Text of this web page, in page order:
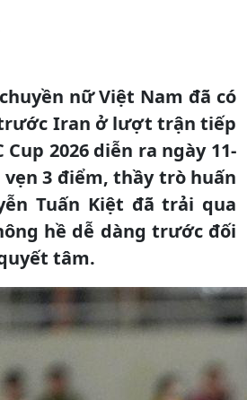
nữ Việt Nam đã có
Iran ở lượt trận tiếp
Cup 2026 diễn ra ngày 11-
3 điểm, thầy trò huấn
Tuấn Kiệt đã trải qua
hề dễ dàng trước đối
tâm.